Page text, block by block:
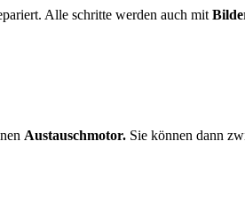
Alle schritte werden auch mit
Austauschmotor. Sie können dann